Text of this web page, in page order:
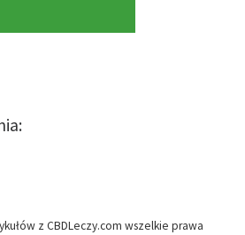
z CBDLeczy.com wszelkie prawa